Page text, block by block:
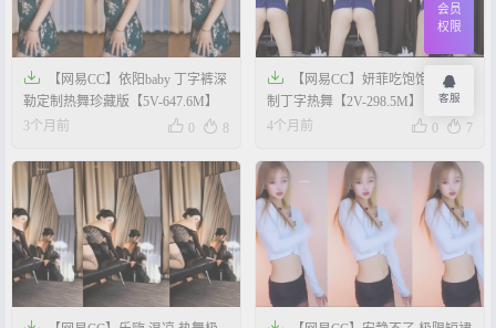

【网易CC】依阳baby 丁字裤深
勒定制热舞珍藏版【5V-647.6M】
3个月前
 0  8

【网易CC】妍菲吃饱饱 御姐定
制丁字热舞【2V-298.5M】
4个月前
 0  7
会员
权限
客服